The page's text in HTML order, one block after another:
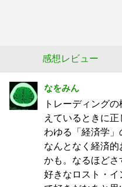
感想レビュー
なをみん
トレーディング
えているときに
わゆる「経済学」
なんとなく経済
かも。なるほど
好きなロスト・イ